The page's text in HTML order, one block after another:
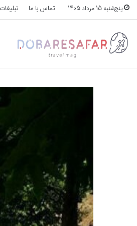
پنج‌شنبه 15 مرداد 1405 تماس با ما تبلیغات